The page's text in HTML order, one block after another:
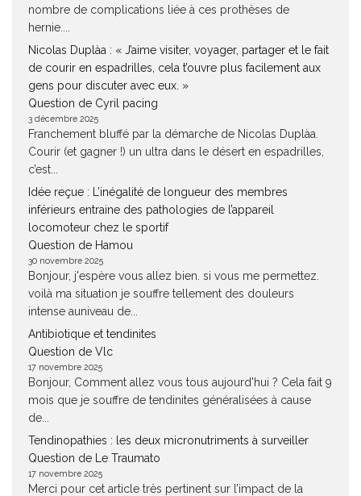
nombre de complications liée à ces prothèses de
hernie....
Nicolas Duplàa : « J’aime visiter, voyager, partager et le fait
de courir en espadrilles, cela t’ouvre plus facilement aux
gens pour discuter avec eux. »
Question de Cyril pacing
3 décembre 2025
Franchement bluffé par la démarche de Nicolas Duplàa.
Courir (et gagner !) un ultra dans le désert en espadrilles,
c’est...
Idée reçue : L’inégalité de longueur des membres
inférieurs entraine des pathologies de l’appareil
locomoteur chez le sportif
Question de Hamou
30 novembre 2025
Bonjour, j'espère vous allez bien. si vous me permettez.
voilà ma situation je souffre tellement des douleurs
intense auniveau de...
Antibiotique et tendinites
Question de Vlc
17 novembre 2025
Bonjour, Comment allez vous tous aujourd'hui ? Cela fait 9
mois que je souffre de tendinites généralisées à cause
de...
Tendinopathies : les deux micronutriments à surveiller
Question de Le Traumato
17 novembre 2025
Merci pour cet article très pertinent sur l’impact de la